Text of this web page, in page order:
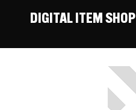
DIGITAL ITEM SHOP